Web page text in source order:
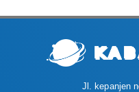
Jl. kepanjen